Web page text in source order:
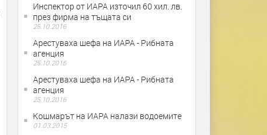
Инспектор от ИАРА източил 60 хил. лв.
през фирма на тъщата си
25.10.2016
Арестуваха шефа на ИАРА - Рибната
агенция
25.10.2016
Арестуваха шефа на ИАРА - Рибната
агенция
25.10.2016
Кошмарът на ИАРА налази водоемите
01.03.2015